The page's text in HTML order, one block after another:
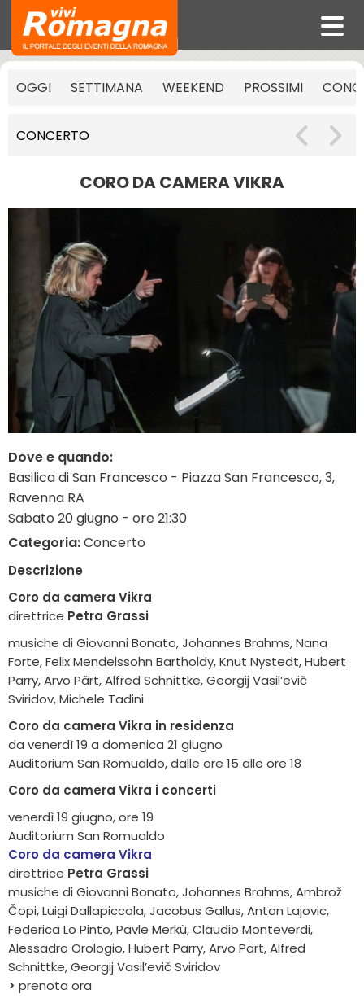
OGGI SETTIMANA WEEKEND PROSSIMI
CONCERTO
CORO DA CAMERA VIKRA
Dove e quando:
Basilica di San Francesco - Piazza San Francesco, 3,
Ravenna RA
Sabato 20 giugno - ore 21:30
Categoria:Concerto
Descrizione
Coro da camera Vikra
direttrice Petra Grassi
musiche di Giovanni Bonato, Johannes Brahms, Nana
Forte, Felix Mendelssohn Bartholdy, Knut Nystedt, Hubert
Parry, Arvo Pärt, Alfred Schnittke, Georgij Vasil’evič
Sviridov, Michele Tadini
Coro da camera Vikra in residenza
da venerdì 19 a domenica 21 giugno
Auditorium San Romualdo, dalle ore 15 alle ore 18
Coro da camera Vikra i concerti
venerdì 19 giugno, ore 19
Auditorium San Romualdo
Coro da camera Vikra
direttrice Petra Grassi
musiche di Giovanni Bonato, Johannes Brahms, Ambrož
Čopi, Luigi Dallapiccola, Jacobus Gallus, Anton Lajovic,
Federica Lo Pinto, Pavle Merkù, Claudio Monteverdi,
Alessadro Orologio, Hubert Parry, Arvo Pärt, Alfred
Schnittke, Georgij Vasil’evič Sviridov
> prenota ora